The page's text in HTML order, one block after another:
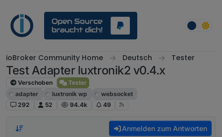
ioBroker Community Home Deutsch Tester
Test Adapter luxtronik2 v0.4.x
Verschoben
Tester
adapter
luxtronik wp
websocket
292
52 94.4k 49
Anmelden zum Antworten